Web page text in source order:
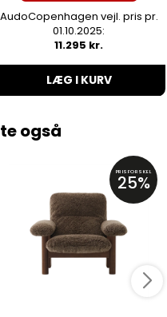
AudoCopenhagen vejl. pris pr.
01.10.2025:
11.295 kr.
LÆG I KURV
også
PRISFORSKEL
25%